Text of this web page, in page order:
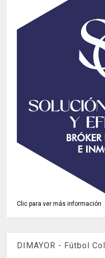
Clic para ver más información
DIMAYOR - Fútbol